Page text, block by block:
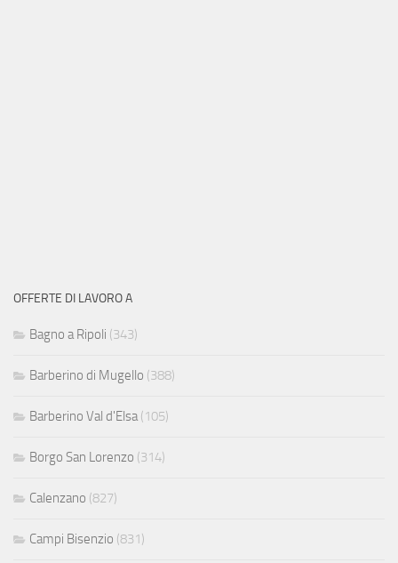
OFFERTE DI LAVORO A
Bagno a Ripoli (343)
Barberino di Mugello (388)
Barberino Val d'Elsa(105)
Borgo San Lorenzo (314)
Calenzano (827)
Campi Bisenzio (831)